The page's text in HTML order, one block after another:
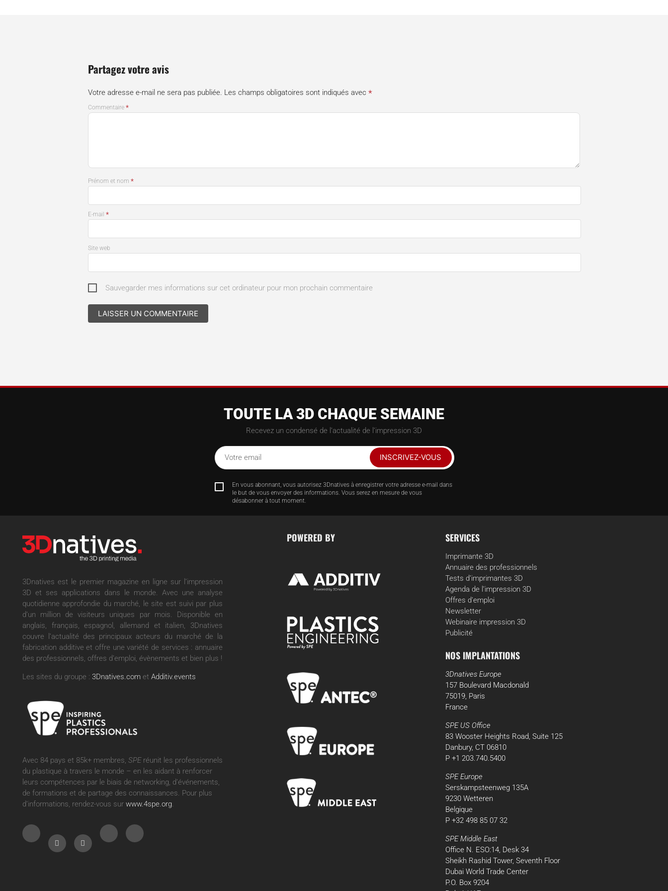
post- ou le préchauffage en cours de production.
termes de paramètres de processus et de matériaux appliqués pour un domaine
d’applications émergentes en pleine expansion.
Partagez votre avis
Votre adresse e-mail ne sera pas publiée. Les champs obligatoires sont indiqués avec*
Commentaire*
Prénom et nom*
E-mail*
Site web
Sauvegarder mes informations sur cet ordinateur pour mon prochain commentaire
TOUTE LA 3D CHAQUE SEMAINE
Recevez un condensé de l’actualité de l’impression 3D
Votre email
En vous abonnant, vous autorisez 3Dnatives à enregistrer votre adresse e-mail dans
le but de vous envoyer des informations. Vous serez en mesure de vous
désabonner à tout moment.
INSCRIVEZ-VOUS
3Dnatives est le premier magazine en ligne sur l’impression
3D et ses applications dans le monde. Avec une analyse
quotidienne approfondie du marché, le site est suivi par plus
d’un million de visiteurs uniques par mois. Disponible en
anglais, français, espagnol, allemand et italien, 3Dnatives
couvre l’actualité des principaux acteurs du marché de la
fabrication additive et offre une variété de services : annuaire
des professionnels, offres d’emploi, évènements et bien plus !
Les sites du groupe : 3Dnatives.comet Additiv.events
Avec 84 pays et 85k+ membres, SPEréunit les professionnels
du plastique à travers le monde – en les aidant à renforcer
leurs compétences par le biais de networking, d’événements,
de formations et de partage des connaissances. Pour plus
d’informations, rendez-vous sur www.4spe.org.
POWERED BY SERVICES
Imprimante 3D
Annuaire des professionnels
Tests d’imprimantes 3D
Agenda de l’impression 3D
Offres d’emploi
Newsletter
Webinaire impression 3D
Publicité
NOS IMPLANTATIONS
3Dnatives Europe
157 Boulevard Macdonald
75019, Paris
France
SPE US Office
83 Wooster Heights Road, Suite 125
Danbury, CT 06810
P +1 203.740.5400
SPE Europe
Serskampsteenweg 135A
9230 Wetteren
Belgique
P +32 498 85 07 32
SPE Middle East
Office N. ESO:14, Desk 34
Sheikh Rashid Tower, Seventh Floor
Dubai World Trade Center
P.O. Box 9204